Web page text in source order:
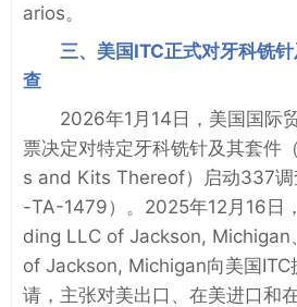
arios。
三、美国ITC正式对牙科铣
查
2026年1月14日，美国国际
票决定对特定牙科铣针及其套件
s and Kits Thereof）启动337
-TA-1479）。2025年12月16日
ding LLC of Jackson, Michigan
of Jackson, Michigan向美国ITC
请，主张对美出口、在美进口和